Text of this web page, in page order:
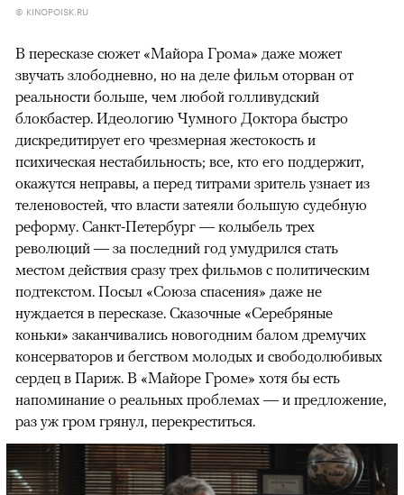
© KINOPOISK.RU
В пересказе сюжет «Майора Грома» даже может
звучать злободневно, но на деле фильм оторван от
реальности больше, чем любой голливудский
блокбастер. Идеологию Чумного Доктора быстро
дискредитирует его чрезмерная жестокость и
психическая нестабильность; все, кто его поддержит,
окажутся неправы, а перед титрами зритель узнает из
теленовостей, что власти затеяли большую судебную
реформу. Санкт-Петербург — колыбель трех
революций — за последний год умудрился стать
местом действия сразу трех фильмов с политическим
подтекстом. Посыл «Союза спасения» даже не
нуждается в пересказе. Сказочные «Серебряные
коньки» заканчивались новогодним балом дремучих
консерваторов и бегством молодых и свободолюбивых
сердец в Париж. В «Майоре Громе» хотя бы есть
напоминание о реальных проблемах — и предложение,
раз уж гром грянул, перекреститься.